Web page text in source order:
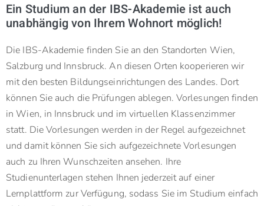
Ein Studium an der IBS-Akademie ist auch
unabhängig von Ihrem Wohnort möglich!
Die IBS-Akademie finden Sie an den Standorten Wien,
Salzburg und Innsbruck. An diesen Orten kooperieren wir
mit den besten Bildungseinrichtungen des Landes. Dort
können Sie auch die Prüfungen ablegen. Vorlesungen finden
in Wien, in Innsbruck und im virtuellen Klassenzimmer
statt. Die Vorlesungen werden in der Regel aufgezeichnet
und damit können Sie sich aufgezeichnete Vorlesungen
auch zu Ihren Wunschzeiten ansehen. Ihre
Studienunterlagen stehen Ihnen jederzeit auf einer
Lernplattform zur Verfügung, sodass Sie im Studium einfach